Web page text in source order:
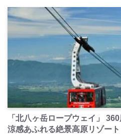
「北八ヶ岳ロープウェイ」
涼感あふれる絶景高原リゾート